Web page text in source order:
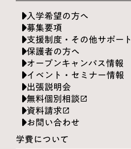
入学希望の方へ
募集要項
支援制度・その他サポート
保護者の方へ
オープンキャンパス情報
イベント・セミナー情報
出張説明会
無料個別相談launch
資料請求launch
お問い合わせ
学費について